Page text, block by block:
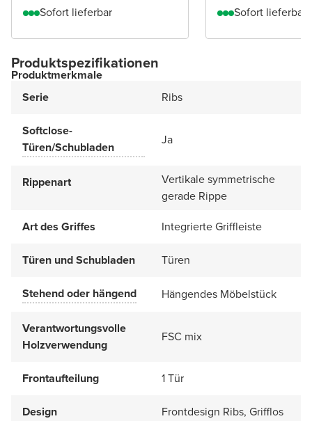
Sofort lieferbar Sofort lieferbar
Produktspezifikationen
Produktmerkmale
Serie
Ribs
Softclose-
Türen/Schubladen
Ja
Rippenart
Vertikale symmetrische
gerade Rippe
Art des Griffes
Integrierte Griffleiste
Türen und Schubladen Türen
Stehend oder hängend Hängendes Möbelstück
Verantwortungsvolle
Holzverwendung
FSC mix
Frontaufteilung 1 Tür
Design Frontdesign Ribs, Grifflos